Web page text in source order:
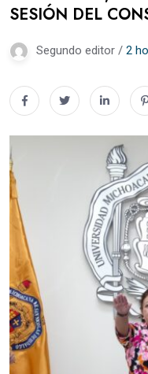
SESIÓN DEL
Segundo editor / 2